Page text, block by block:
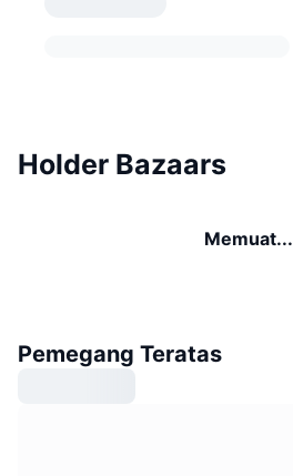
Holder Bazaars
Memuat...
Pemegang Teratas